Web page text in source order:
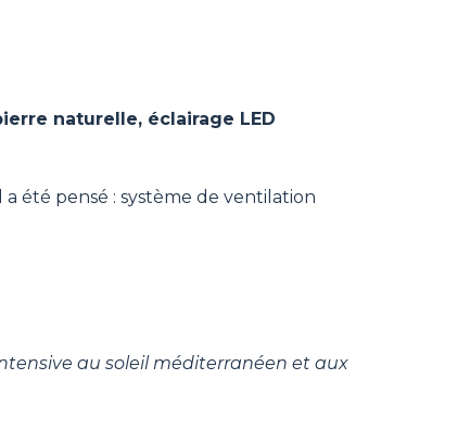
naturelle, éclairage LED
été pensé : système de ventilation
au soleil méditerranéen et aux